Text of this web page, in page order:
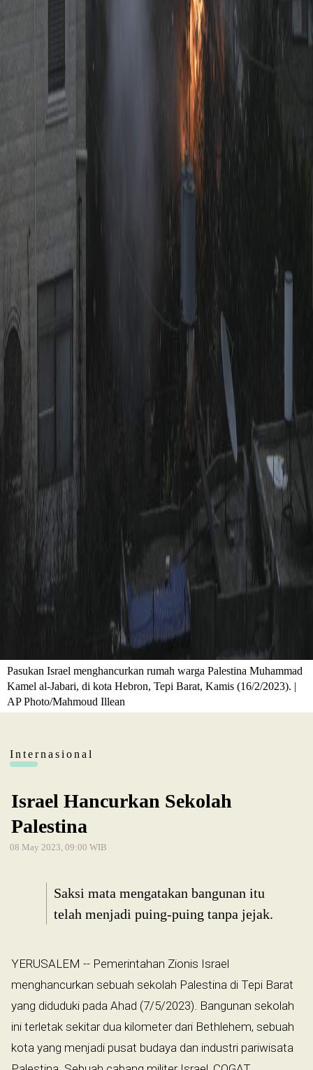
Pasukan Israel menghancurkan rumah warga Palestina Muhammad
Kamel al-Jabari, di kota Hebron, Tepi Barat, Kamis (16/2/2023). |
AP Photo/Mahmoud Illean
Internasional
Israel Hancurkan Sekolah
Palestina
08 May 2023, 09:00 WIB
Saksi mata mengatakan bangunan itu
telah menjadi puing-puing tanpa jejak.
YERUSALEM -- Pemerintahan Zionis Israel
menghancurkan sebuah sekolah Palestina di Tepi Barat
yang diduduki pada Ahad (7/5/2023). Bangunan sekolah
ini terletak sekitar dua kilometer dari Bethlehem, sebuah
kota yang menjadi pusat budaya dan industri pariwisata